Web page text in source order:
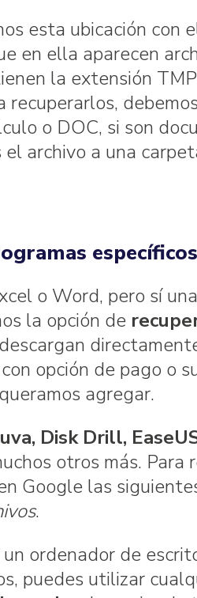
esta ubicación con
en ella aparecen
la extensión
o DOC, si son
archivo a una
específicos
o Word, pero sí
la opción de
opción de pago o
agregar.
Disk Drill,
otros más. Para
Google las
.
un ordenador de
puedes utilizar